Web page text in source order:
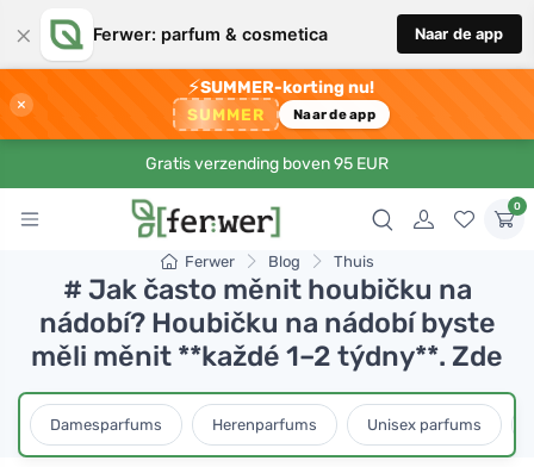
× Ferwer: parfum & cosmetica Naar de app
×
⚡SUMMER-korting nu!
SUMMER Naar de app
Gratis verzending boven 95 EUR
0
Ferwer Blog Thuis
# Jak často měnit houbičku na
nádobí? Houbičku na nádobí byste
měli měnit **každé 1–2 týdny**. Zde
Damesparfums Herenparfums Unisex parfums